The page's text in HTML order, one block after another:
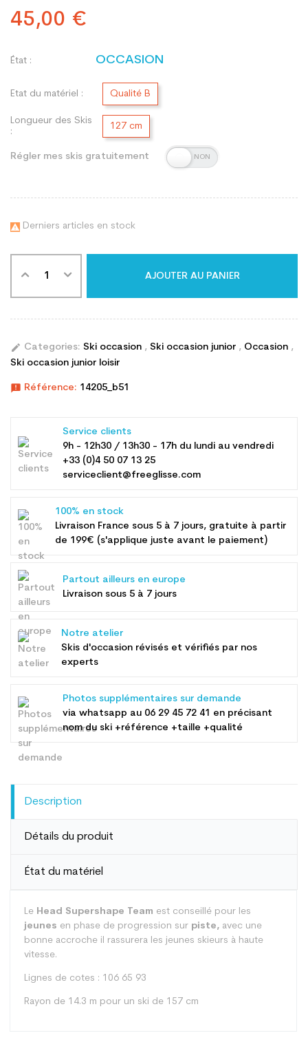
45,00 €
État : OCCASION
Etat du matériel : Qualité B
Longueur des Skis
:
127 cm
Régler mes skis gratuitement
 Derniers articles en stock
AJOUTER AU PANIER
edit Categories: Ski occasion , Ski occasion junior , Occasion ,
Ski occasion junior loisir
announcement Référence: 14205_b51
Service clients
9h - 12h30 / 13h30 - 17h du lundi au vendredi
+33 (0)4 50 07 13 25
serviceclient@freeglisse.com
100% en stock
Livraison France sous 5 à 7 jours, gratuite à partir
de 199€ (s'applique juste avant le paiement)
Partout ailleurs en europe
Livraison sous 5 à 7 jours
Notre atelier
Skis d'occasion révisés et vérifiés par nos
experts
Photos supplémentaires sur demande
via whatsapp au 06 29 45 72 41 en précisant
nom du ski +référence +taille +qualité
Description
Détails du produit
État du matériel
Le Head Supershape Team est conseillé pour les
jeunes en phase de progression sur piste, avec une
bonne accroche il rassurera les jeunes skieurs à haute
vitesse.
Lignes de cotes : 106 65 93
Rayon de 14.3 m pour un ski de 157 cm